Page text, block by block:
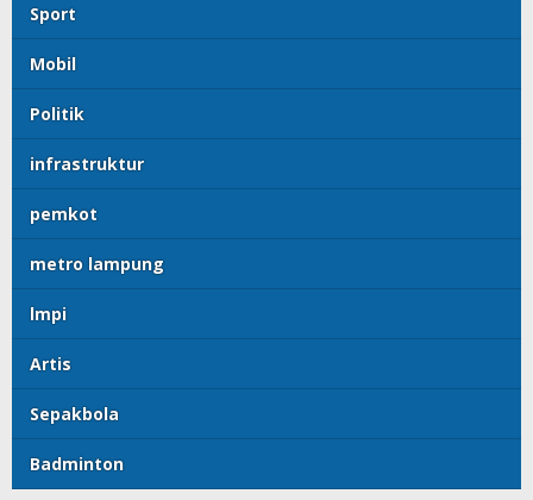
Sport
Mobil
Politik
infrastruktur
pemkot
metro lampung
lmpi
Artis
Sepakbola
Badminton